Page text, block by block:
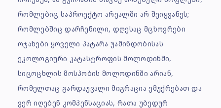
რომლებიც საპროექტო არეალში არ შეიყვანეს;
რომლებშიც დარჩენილი, დღესაც მცხოვრები
ოჯახები ყოველი პატარა უამინდობისას
ეკოლოგიური კატასტროფის მოლოდინში,
სიცოცხლის მოსპობის მოლოდინში არიან,
რომელთაც გარდაუვალი მიგრაცია ემუქრებათ და
ვერ იღებენ კომპენსაციას, რათა უბედურ